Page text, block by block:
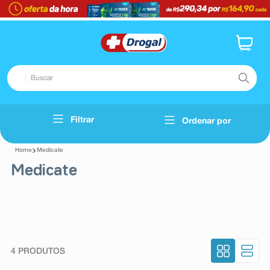
Buscar
TERMOS MAIS BUSCADOS
dipirona
3 º lenço umedecido
Filtrar Ordenar por
Medicate
Medicate
4 PRODUTOS